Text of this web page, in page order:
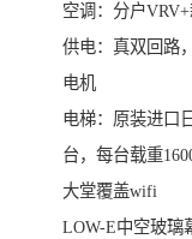
空调：分户VRV+
供电：真双回路
电机
电梯：原装进口
台，每台载重
大堂覆盖wifi
LOW-E中空玻璃